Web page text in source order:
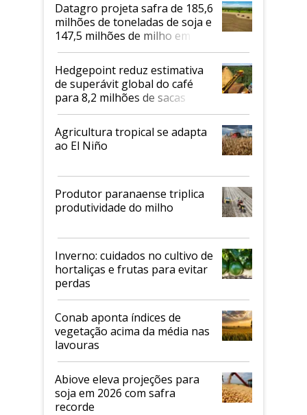
Datagro projeta safra de 185,6
milhões de toneladas de soja e
147,5 milhões de milho em
2026/27
Hedgepoint reduz estimativa
de superávit global do café
para 8,2 milhões de sacas
Agricultura tropical se adapta
ao El Niño
Produtor paranaense triplica
produtividade do milho
Inverno: cuidados no cultivo de
hortaliças e frutas para evitar
perdas
Conab aponta índices de
vegetação acima da média nas
lavouras
Abiove eleva projeções para
soja em 2026 com safra
recorde